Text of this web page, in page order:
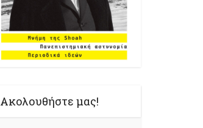
Ακολουθήστε μας!